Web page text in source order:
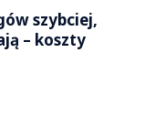
szybciej,
– koszty